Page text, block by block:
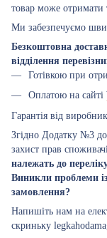
товар може отримати
Ми забезпечуємо
Безкоштовна
відділення
Готівкою при
Оплатою на сайті
Гарантія від
Згідно Додатку №3
захист прав
належать до
Виникли проблеми
замовлення?
Напишіть нам на
скриньку